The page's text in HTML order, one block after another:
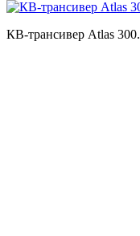
КВ-трансивер Atlas 300.